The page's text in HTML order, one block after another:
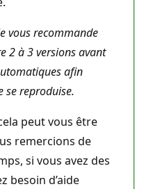
vous recommande
2 à 3 versions avant
afin
se reproduise.
peut vous être
remercions de
si vous avez des
besoin d’aide